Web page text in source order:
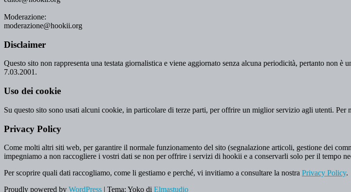
Moderazione:
moderazione@hookii.org
Disclaimer
Questo sito non rappresenta una testata giornalistica e viene aggiornato senza alcuna periodicità, pertanto non
7.03.2001.
Uso dei cookie
Su questo sito sono usati alcuni cookie, in particolare di terze parti, per offrire un miglior servizio agli utenti. Per
Privacy Policy
Come molti altri siti web, per garantire il normale funzionamento del sito (segnalazione articoli, gestione dei
impegniamo a non raccogliere i vostri dati se non per offrire i servizi di hookii e a conservarli solo per il tempo
Per scoprire quali dati raccogliamo, come li gestiamo e perché, vi invitiamo a consultare la nostra Privacy Policy.
Proudly powered by WordPress | Tema: Yoko di Elmastudio